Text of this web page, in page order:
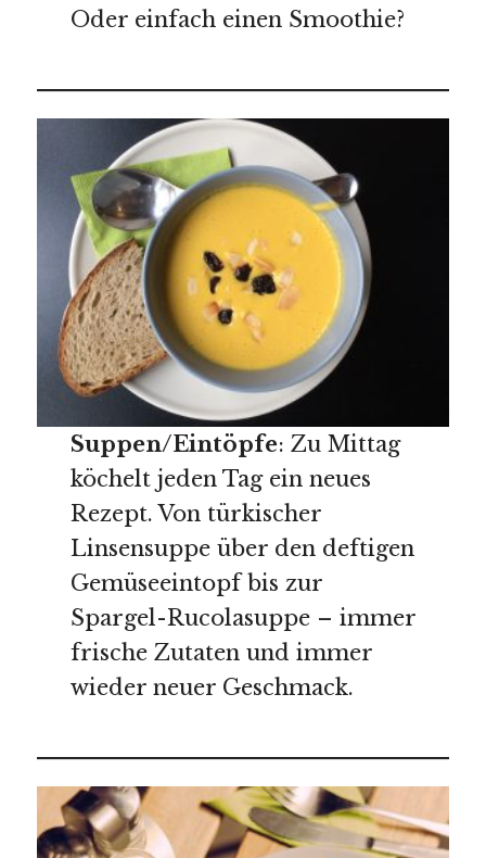
Oder einfach einen Smoothie?
Suppen/Eintöpfe: Zu Mittag
köchelt jeden Tag ein neues
Rezept. Von türkischer
Linsensuppe über den deftigen
Gemüseeintopf bis zur
Spargel-Rucolasuppe – immer
frische Zutaten und immer
wieder neuer Geschmack.